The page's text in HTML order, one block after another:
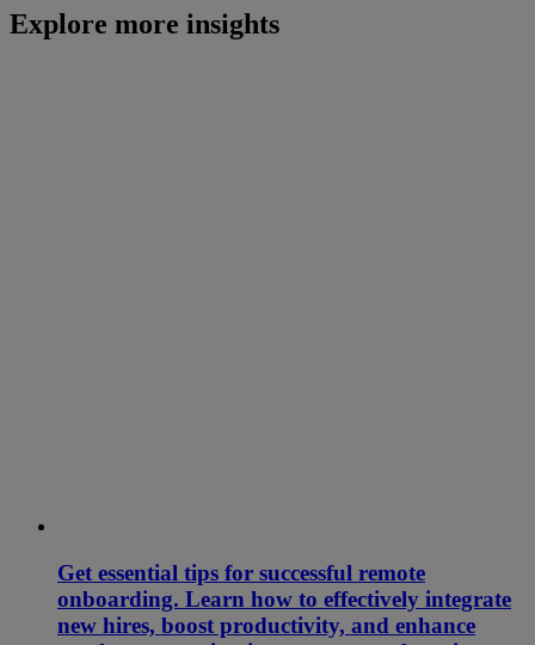
Explore more insights
Get essential tips for successful remote
onboarding. Learn how to effectively integrate
new hires, boost productivity, and enhance